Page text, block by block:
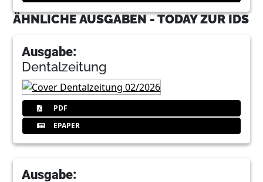
ÄHNLICHE AUSGABEN - TODAY ZUR IDS
Ausgabe:
Dentalzeitung
PDF
EPAPER
Ausgabe: